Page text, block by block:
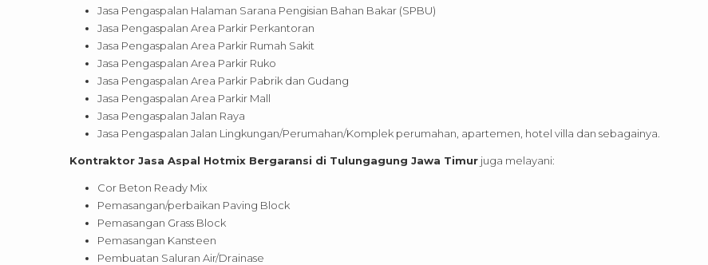
Jasa Pengaspalan Halaman Sarana Pengisian Bahan Bakar (SPBU)
Jasa Pengaspalan Area Parkir Perkantoran
Jasa Pengaspalan Area Parkir Rumah Sakit
Jasa Pengaspalan Area Parkir Ruko
Jasa Pengaspalan Area Parkir Pabrik dan Gudang
Jasa Pengaspalan Area Parkir Mall
Jasa Pengaspalan Jalan Raya
Jasa Pengaspalan Jalan Lingkungan/Perumahan/Komplek perumahan, apartemen, hotel villa dan sebagainya.
Kontraktor Jasa Aspal Hotmix Bergaransi di Tulungagung Jawa Timur juga melayani:
Cor Beton Ready Mix
Pemasangan/perbaikan Paving Block
Pemasangan Grass Block
Pemasangan Kansteen
Pembuatan Saluran Air/Drainase